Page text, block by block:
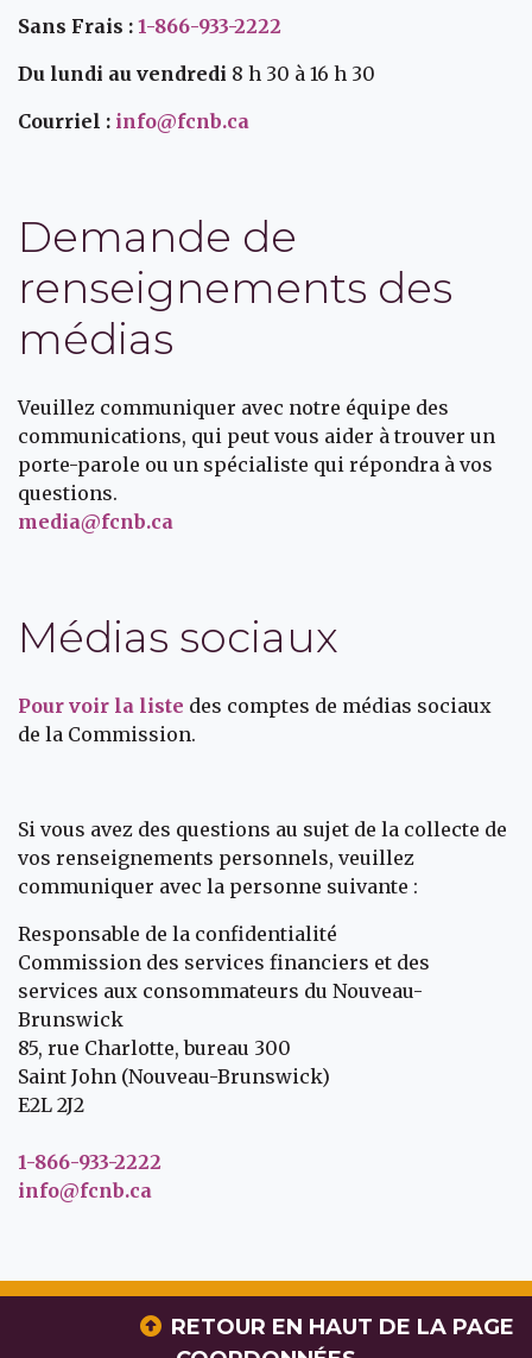
Sans Frais : 1-866-933-2222
Du lundi au vendredi 8 h 30 à 16 h 30
Courriel : info@fcnb.ca
Demande de
renseignements des
médias
Veuillez communiquer avec notre équipe des
communications, qui peut vous aider à trouver un
porte-parole ou un spécialiste qui répondra à vos
questions.
media@fcnb.ca
Médias sociaux
Pour voir la liste des comptes de médias sociaux
de la Commission.
Si vous avez des questions au sujet de la collecte de
vos renseignements personnels, veuillez
communiquer avec la personne suivante :
Responsable de la confidentialité
Commission des services financiers et des
services aux consommateurs du Nouveau-
Brunswick
85, rue Charlotte, bureau 300
Saint John (Nouveau-Brunswick)
E2L 2J2
1-866-933-2222
info@fcnb.ca
RETOUR EN HAUT DE LA PAGE